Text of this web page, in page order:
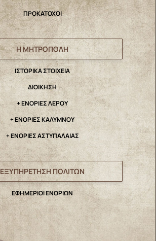
ΠΡΟΚΑΤΟΧΟΙ
Η ΜΗΤΡΟΠΟΛΗ
IΣΤΟΡΙΚΑ ΣΤΟΙΧΕΙΑ
ΔΙΟΙΚΗΣΗ
+ ΕΝΟΡΙΕΣ ΛΕΡΟΥ
+ ΕΝΟΡΙΕΣ ΚΑΛΥΜΝΟΥ
+ ΕΝΟΡΙΕΣ ΑΣΤΥΠΑΛΑΙΑΣ
ΕΞΥΠΗΡΕΤΗΣΗ ΠΟΛΙΤΩΝ
ΕΦΗΜΕΡΙΟΙ ΕΝΟΡΙΩΝ